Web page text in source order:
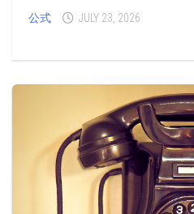
公式 JULY 23, 2026